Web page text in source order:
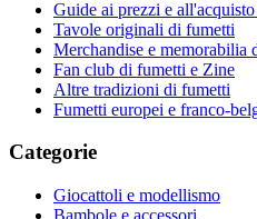
Guide ai prezzi e
Tavole originali di fumetti
Merchandise e memorabilia
Fan club di fumetti e Zine
Altre tradizioni di fumetti
Fumetti europei e franco-
Categorie
Giocattoli e modellismo